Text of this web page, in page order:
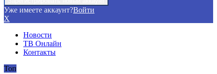
Уже имеете аккаунт?Войти
X
Новости
ТВ Онлайн
Контакты
Топ